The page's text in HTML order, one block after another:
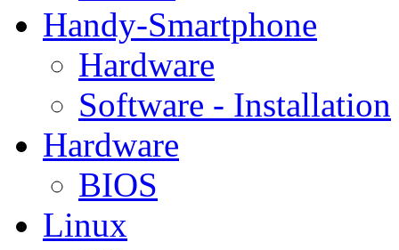
Handy-Smartphone
Hardware
Software - Installation
Hardware
BIOS
Linux